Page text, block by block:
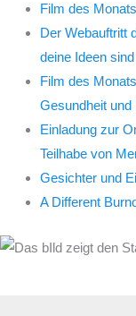
Film des
Der Webauftritt
deine Ideen
Film des
Gesundheit und
Einladung zur
Teilhabe von
Gesichter und
A Different